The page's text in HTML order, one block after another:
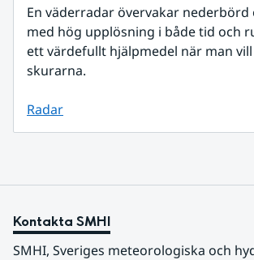
En väderradar övervakar
med hög upplösning i både tid och
ett värdefullt hjälpmedel när man
skurarna.
Radar
Kontakta SMHI
SMHI, Sveriges meteorologiska och